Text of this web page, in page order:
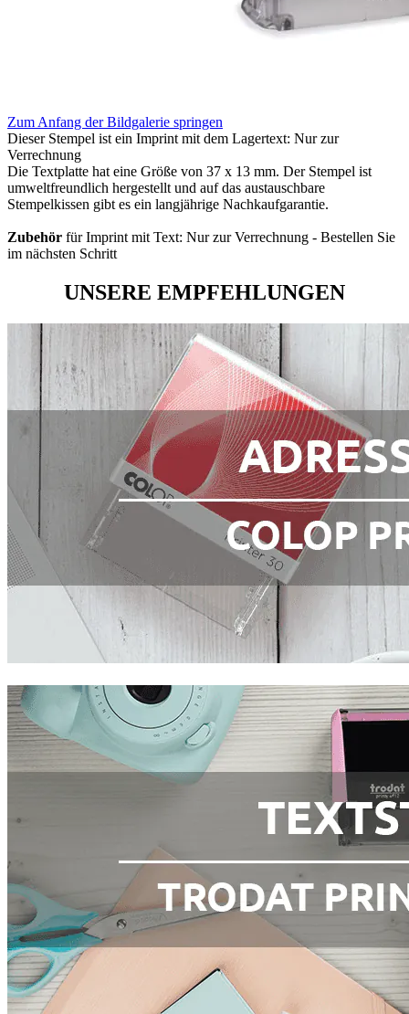
Zum Anfang der Bildgalerie springen
Dieser Stempel ist ein Imprint mit dem Lagertext: Nur zur
Verrechnung
Die Textplatte hat eine Größe von 37 x 13 mm. Der Stempel ist
umweltfreundlich hergestellt und auf das austauschbare
Stempelkissen gibt es ein langjährige Nachkaufgarantie.
Zubehör für Imprint mit Text: Nur zur Verrechnung - Bestellen Sie
im nächsten Schritt
UNSERE EMPFEHLUNGEN